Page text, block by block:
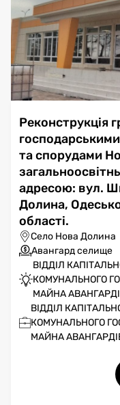
Реконструкція
та спорудами
адресою: вул.
Долина,
області.
Село Нова Долина
Авангард селище
ВІДДІЛ
КОМУНАЛЬНОГО
МАЙНА
ВІДДІЛ
КОМУНАЛЬНОГО
МАЙНА